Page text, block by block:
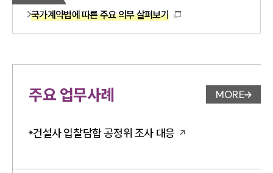
국가계약법에 따른 주요 의무 살펴보기
주요 업무사례 업무사례
MORE
건설사 입찰담합 공정위 조사 대응